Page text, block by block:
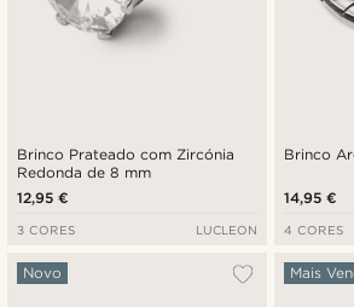
Brinco Prateado com Zircónia
Redonda de 8 mm
12,95 €
3 CORES LUCLEON
Brinco
14,95 €
4 CORES
Novo Mais